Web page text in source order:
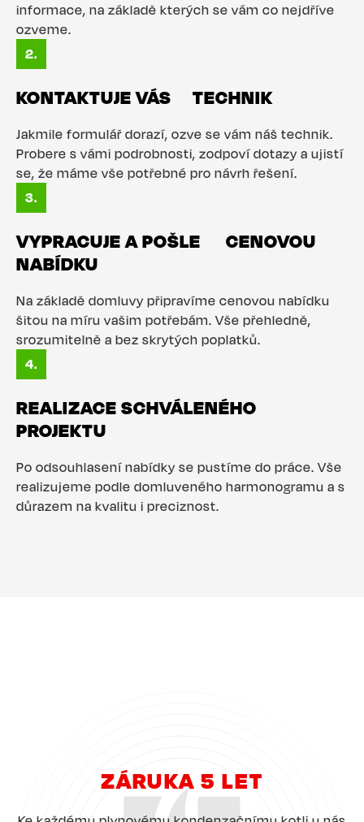
informace, na základě kterých se vám co nejdříve
ozveme.
KONTAKTUJE VÁS TECHNIK
Jakmile formulář dorazí, ozve se vám náš technik.
Probere s vámi podrobnosti, zodpoví dotazy a ujistí
se, že máme vše potřebné pro návrh řešení.
VYPRACUJE A POŠLE CENOVOU
NABÍDKU
Na základě domluvy připravíme cenovou nabídku
šitou na míru vašim potřebám. Vše přehledně,
srozumitelně a bez skrytých poplatků.
REALIZACE SCHVÁLENÉHO
PROJEKTU
Po odsouhlasení nabídky se pustíme do práce. Vše
realizujeme podle domluveného harmonogramu a s
důrazem na kvalitu i preciznost.
ZÁRUKA 5 LET